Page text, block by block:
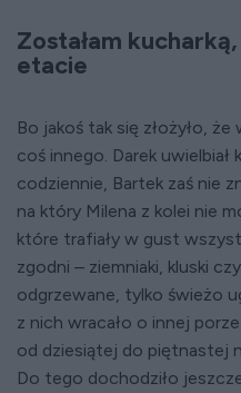
Zostałam
etacie
Bo jakoś tak się złożyło, że
coś innego. Darek uwielbiał
codziennie, Bartek zaś nie
na który Milena z kolei nie
które trafiały w gust
zgodni – ziemniaki, kluski
odgrzewane, tylko świeżo
z nich wracało o innej
od dziesiątej do piętnastej
Do tego dochodziło